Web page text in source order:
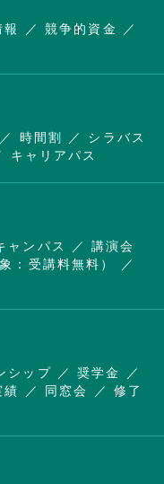
報
競争的資金
時間割
シラバス
キャリアパス
ャンパス
講演会
：受講料無料）
シップ
奨学金
績 同窓会
修了